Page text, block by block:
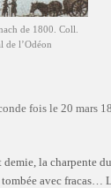
de 1800. Coll.
de l’Odéon
fois le 20 mars
demie, la charpente
avec fracas…